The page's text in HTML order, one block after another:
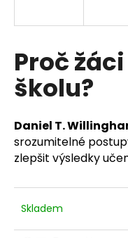
Proč
školu?
Daniel T.
srozumitelné
zlepšit výsledky
Skladem
í
t
?
D